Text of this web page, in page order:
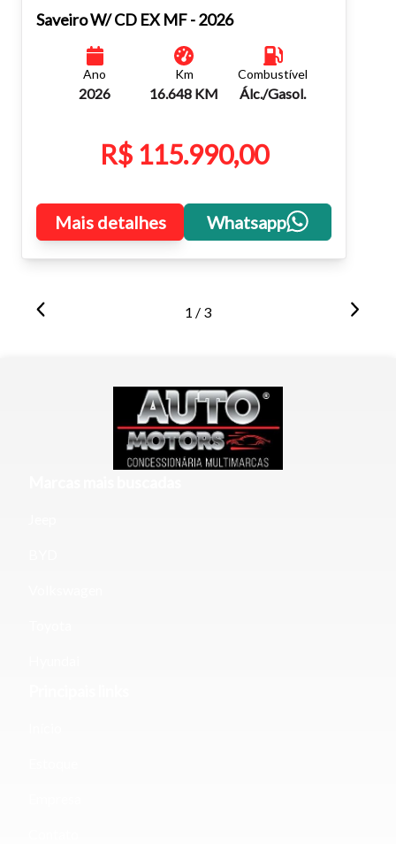
Para aumentar ou diminuir a fonte em nosso site, utilize os
SaveiroW/ CD EX MF - 2026
Ano
2026
Km
16.648 KM
Combustível
Álc./Gasol.
R$ 115.990,00
Mais detalhes Whatsapp
1 / 3